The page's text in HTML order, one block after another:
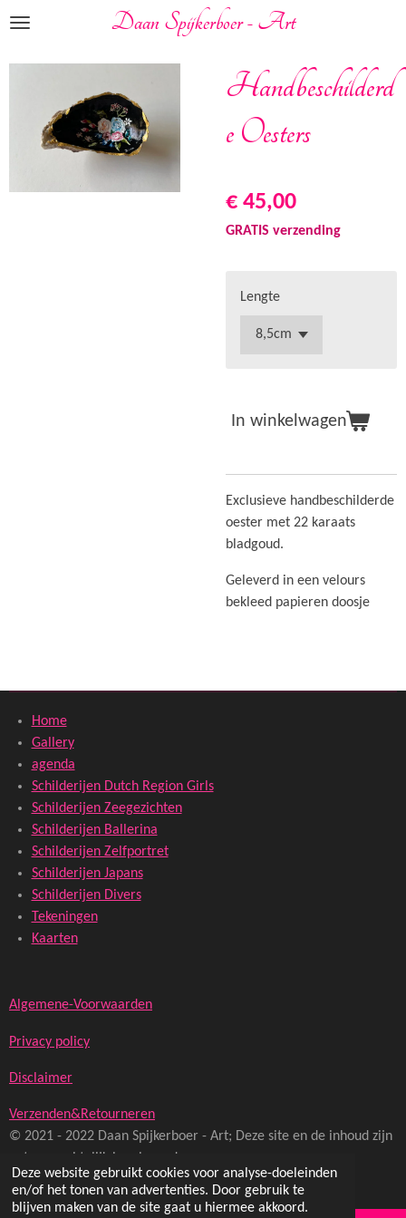
Deze website gebruikt cookies voor analyse-doeleinden
en/of het tonen van advertenties. Door gebruik te
blijven maken van de site gaat u hiermee akkoord.
Ga
naar
hoofdinhoud
Daan Spijkerboer - Art
Handbeschilderd
e Oesters
€ 45,00
GRATIS verzending
Lengte
In winkelwagen
Exclusieve handbeschilderde
oester met 22 karaats
bladgoud.
Geleverd in een velours
bekleed papieren doosje
Home
Gallery
agenda
Schilderijen Dutch Region Girls
Schilderijen Zeegezichten
Schilderijen Ballerina
Schilderijen Zelfportret
Schilderijen Japans
Schilderijen Divers
Tekeningen
Kaarten
Algemene-Voorwaarden
Privacy policy
Disclaimer
Verzenden&Retourneren
© 2021 - 2022 Daan Spijkerboer - Art; Deze site en de inhoud zijn
auteursrechtelijk beschermd
Powered byJouwWeb